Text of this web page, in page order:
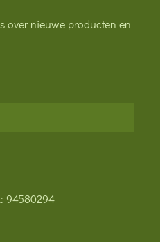
over nieuwe producten en